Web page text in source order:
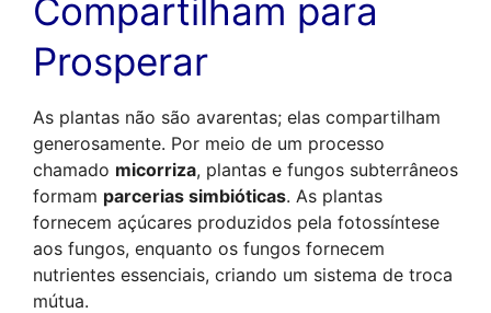
Compartilham para
Prosperar
As plantas não são avarentas; elas compartilham
generosamente. Por meio de um processo
chamado micorriza, plantas e fungos subterrâneos
formam parcerias simbióticas. As plantas
fornecem açúcares produzidos pela fotossíntese
aos fungos, enquanto os fungos fornecem
nutrientes essenciais, criando um sistema de troca
mútua.